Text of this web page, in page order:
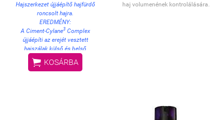
Hajszerkezet újjáépítő hajfürdő
roncsolt hajra.
EREDMÉNY:
A Ciment-Cylane3Complex
újjáépíti az erejét vesztett
hajszálak külső és belső
szerkezetét, ezáltal helyreállítja a
haj felépítését, és visszaadja
 KOSÁRBA
haj volumenének kontrolálására.